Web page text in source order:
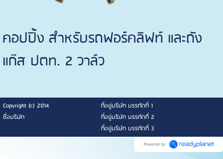
คอปปิ้ง สำหรับรถฟอร์คลิฟท์ และถัง
แก๊ส ปตท. 2 วาล์ว
Copyright (c) 2014
ที่อยู่บริษัท บรรทัดที่ 1
ชื่อบริษัท
ที่อยู่บริษัท บรรทัดที่ 2
ที่อยู่บริษัท บรรทัดที่ 3